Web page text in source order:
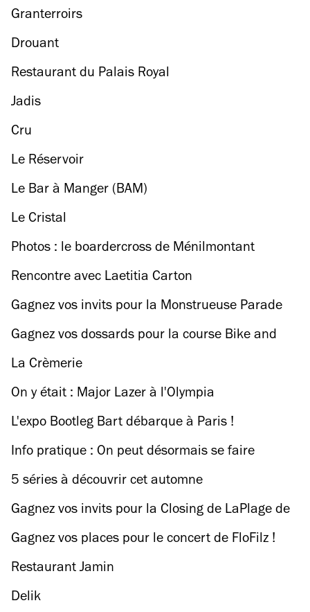
Granterroirs
Drouant
Restaurant du Palais Royal
Jadis
Cru
Le Réservoir
Le Bar à Manger (BAM)
Le Cristal
Photos : le boardercross de Ménilmontant
Rencontre avec Laetitia Carton
Gagnez vos invits pour la Monstrueuse Parade
de l'Alter Paname !
Gagnez vos dossards pour la course Bike and
Run !
La Crèmerie
On y était : Major Lazer à l'Olympia
L'expo Bootleg Bart débarque à Paris !
Info pratique : On peut désormais se faire
réveiller par les stars du PSG
5 séries à découvrir cet automne
Gagnez vos invits pour la Closing de LaPlage de
Glazart !
Gagnez vos places pour le concert de FloFilz !
Restaurant Jamin
Delik